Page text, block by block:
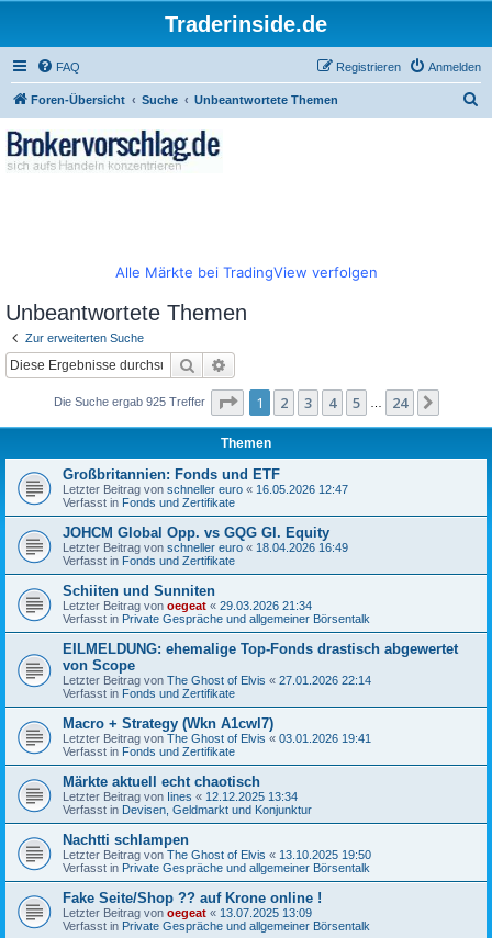
Traderinside.de
FAQ Anmelden
Registrieren
Foren-Übersicht Suche Unbeantwortete Themen
Alle Märkte bei TradingView verfolgen
Unbeantwortete Themen
Zur erweiterten Suche
Suche
Die Suche ergab 925 Treffer Seite 1von 24
1 2 3 4 5 24
Themen
Großbritannien: Fonds und ETF
Letzter Beitrag von schneller euro « 16.05.2026 12:47
Verfasst in Fonds und Zertifikate
JOHCM Global Opp. vs GQG Gl. Equity
Letzter Beitrag von schneller euro « 18.04.2026 16:49
Verfasst in Fonds und Zertifikate
Schiiten und Sunniten
Letzter Beitrag von oegeat « 29.03.2026 21:34
Verfasst in Private Gespräche und allgemeiner Börsentalk
EILMELDUNG: ehemalige Top-Fonds drastisch abgewertet
von Scope
Letzter Beitrag von The Ghost of Elvis « 27.01.2026 22:14
Verfasst in Fonds und Zertifikate
Macro + Strategy (Wkn A1cwl7)
Letzter Beitrag von The Ghost of Elvis « 03.01.2026 19:41
Verfasst in Fonds und Zertifikate
Märkte aktuell echt chaotisch
Letzter Beitrag von Iines « 12.12.2025 13:34
Verfasst in Devisen, Geldmarkt und Konjunktur
Nachtti schlampen
Letzter Beitrag von The Ghost of Elvis « 13.10.2025 19:50
Verfasst in Private Gespräche und allgemeiner Börsentalk
Fake Seite/Shop ?? auf Krone online !
Letzter Beitrag von oegeat « 13.07.2025 13:09
Verfasst in Private Gespräche und allgemeiner Börsentalk